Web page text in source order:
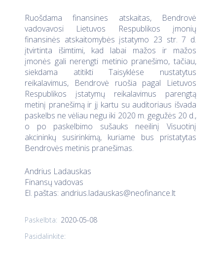
Ruošdama finansines atskaitas, Bendrovė
vadovavosi Lietuvos Respublikos įmonių
finansinės atskaitomybės įstatymo 23 str. 7 d.
įtvirtinta išimtimi, kad labai mažos ir mažos
įmonės gali nerengti metinio pranešimo, tačiau,
siekdama atitikti Taisyklėse nustatytus
reikalavimus, Bendrovė ruošia pagal Lietuvos
Respublikos įstatymų reikalavimus parengtą
metinį pranešimą ir jį kartu su auditoriaus išvada
paskelbs ne vėliau negu iki 2020 m. gegužės 20 d.,
o po paskelbimo sušauks neeilinį Visuotinį
akcininkų susirinkimą, kuriame bus pristatytas
Bendrovės metinis pranešimas.
Andrius Ladauskas
Finansų vadovas
El. paštas: andrius.ladauskas@neofinance.lt
Paskelbta: 2020-05-08
Pasidalinkite: